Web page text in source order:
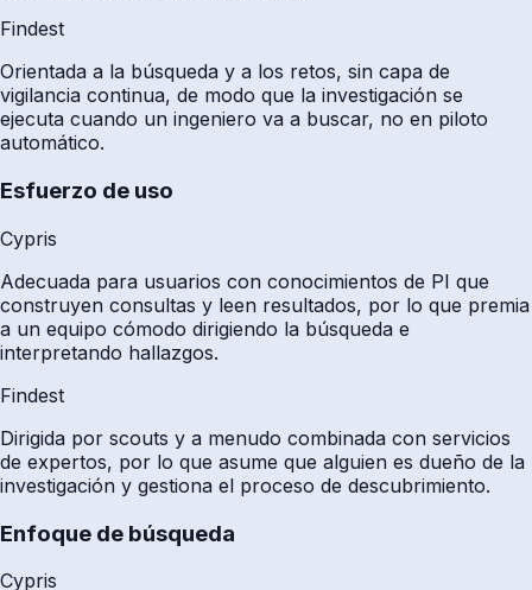
Findest
Orientada a la búsqueda y a los retos, sin capa de
vigilancia continua, de modo que la investigación se
ejecuta cuando un ingeniero va a buscar, no en piloto
automático.
Esfuerzo de uso
Cypris
Adecuada para usuarios con conocimientos de PI que
construyen consultas y leen resultados, por lo que premia
a un equipo cómodo dirigiendo la búsqueda e
interpretando hallazgos.
Findest
Dirigida por scouts y a menudo combinada con servicios
de expertos, por lo que asume que alguien es dueño de la
investigación y gestiona el proceso de descubrimiento.
Enfoque de búsqueda
Cypris